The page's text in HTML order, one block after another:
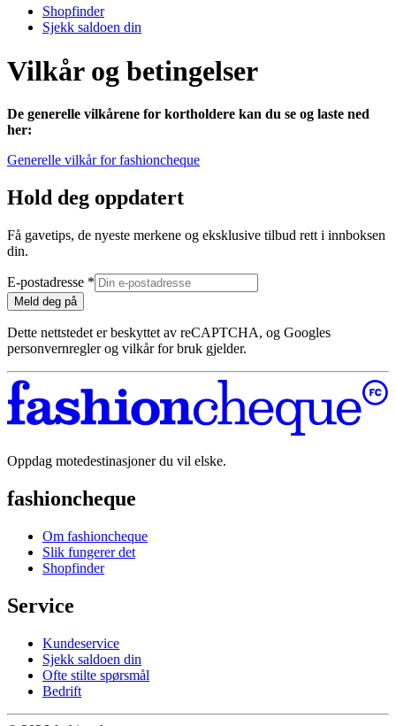
Shopfinder
Sjekk saldoen din
Vilkår og betingelser
De generelle vilkårene for kortholdere kan du se og laste ned
her:
Generelle vilkår for fashioncheque
Hold deg oppdatert
Få gavetips, de nyeste merkene og eksklusive tilbud rett i innboksen
din.
E-postadresse *
Meld deg på
Dette nettstedet er beskyttet av reCAPTCHA, og Googles
personvernregler og vilkår for bruk gjelder.
Oppdag motedestinasjoner du vil elske.
fashioncheque
Om fashioncheque
Slik fungerer det
Shopfinder
Service
Kundeservice
Sjekk saldoen din
Ofte stilte spørsmål
Bedrift